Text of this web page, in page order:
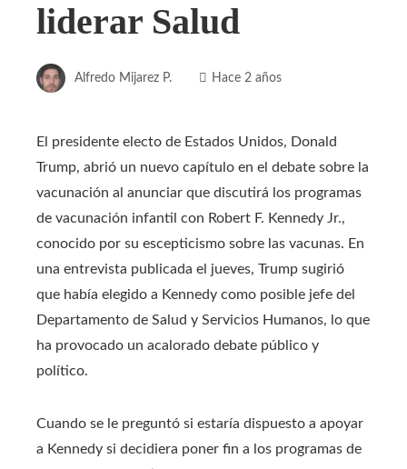
liderar Salud
Alfredo Mijarez P. Hace 2 años
El presidente electo de Estados Unidos, Donald
Trump, abrió un nuevo capítulo en el debate sobre la
vacunación al anunciar que discutirá los programas
de vacunación infantil con Robert F. Kennedy Jr.,
conocido por su escepticismo sobre las vacunas. En
una entrevista publicada el jueves, Trump sugirió
que había elegido a Kennedy como posible jefe del
Departamento de Salud y Servicios Humanos, lo que
ha provocado un acalorado debate público y
político.
Cuando se le preguntó si estaría dispuesto a apoyar
a Kennedy si decidiera poner fin a los programas de